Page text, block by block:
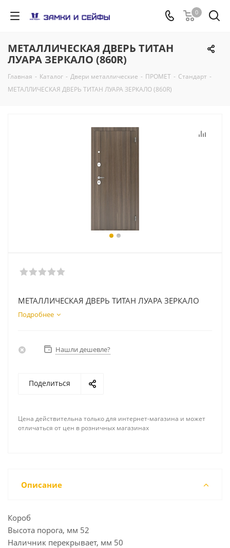
0
МЕТАЛЛИЧЕСКАЯ ДВЕРЬ ТИТАН
ЛУАРА ЗЕРКАЛО (860R)
Главная - Каталог - Двери металлические - ПРОМЕТ - Стандарт -
МЕТАЛЛИЧЕСКАЯ ДВЕРЬ ТИТАН ЛУАРА ЗЕРКАЛО (860R)
МЕТАЛЛИЧЕСКАЯ ДВЕРЬ ТИТАН ЛУАРА ЗЕРКАЛО
Подробнее
Нашли дешевле?
Поделиться
Цена действительна только для интернет-магазина и может
отличаться от цен в розничных магазинах
Описание
Короб
Высота порога, мм 52
Наличник перекрывает, мм 50